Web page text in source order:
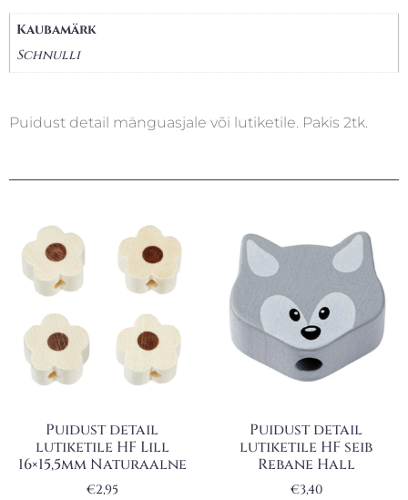
Kaubamärk
Schnulli
Puidust detail mänguasjale või lutiketile. Pakis 2tk.
Puidust detail
lutiketile HF Lill
16×15,5mm Naturaalne
€2,95
Puidust detail
lutiketile HF seib
Rebane Hall
€3,40